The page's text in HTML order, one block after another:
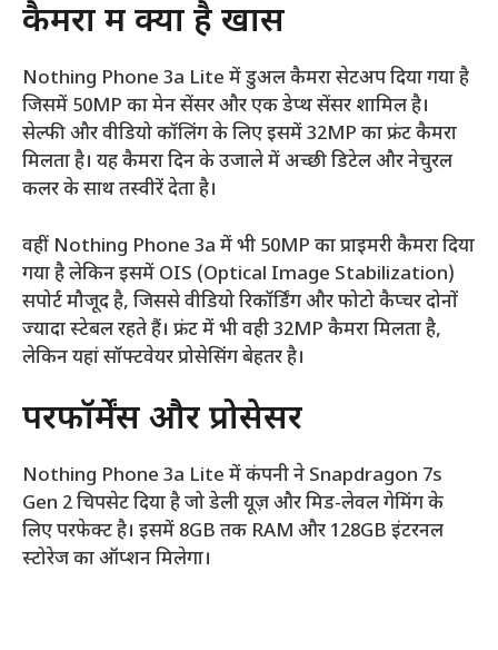
कैमरा में क्या है खास
Nothing Phone 3a Lite में डुअल कैमरा सेटअप दिया गया है
जिसमें 50MP का मेन सेंसर और एक डेप्थ सेंसर शामिल है।
सेल्फी और वीडियो कॉलिंग के लिए इसमें 32MP का फ्रंट कैमरा
मिलता है। यह कैमरा दिन के उजाले में अच्छी डिटेल और नेचुरल
कलर के साथ तस्वीरें देता है।
वहीं Nothing Phone 3a में भी 50MP का प्राइमरी कैमरा दिया
गया है लेकिन इसमें OIS (Optical Image Stabilization)
सपोर्ट मौजूद है, जिससे वीडियो रिकॉर्डिंग और फोटो कैप्चर दोनों
ज्यादा स्टेबल रहते हैं। फ्रंट में भी वही 32MP कैमरा मिलता है,
लेकिन यहां सॉफ्टवेयर प्रोसेसिंग बेहतर है।
परफॉर्मेंस और प्रोसेसर
Nothing Phone 3a Lite में कंपनी ने Snapdragon 7s
Gen 2 चिपसेट दिया है जो डेली यूज़ और मिड-लेवल गेमिंग के
लिए परफेक्ट है। इसमें 8GB तक RAM और 128GB इंटरनल
स्टोरेज का ऑप्शन मिलेगा।